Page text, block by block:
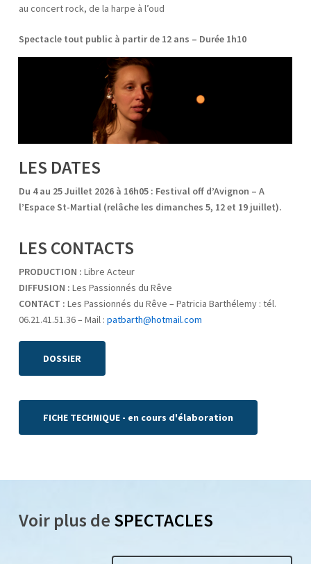
au concert rock, de la harpe à l’oud
Spectacle tout public à partir de 12 ans – Durée 1h10
LES DATES
Du 4 au 25 Juillet 2026 à 16h05 : Festival off d’Avignon – A
l’Espace St-Martial (relâche les dimanches 5, 12 et 19 juillet).
LES CONTACTS
PRODUCTION : Libre Acteur
DIFFUSION : Les Passionnés du Rêve
CONTACT : Les Passionnés du Rêve – Patricia Barthélemy : tél.
06.21.41.51.36 – Mail : patbarth@hotmail.com
DOSSIER
FICHE TECHNIQUE - en cours d'élaboration
Voir plus de SPECTACLES